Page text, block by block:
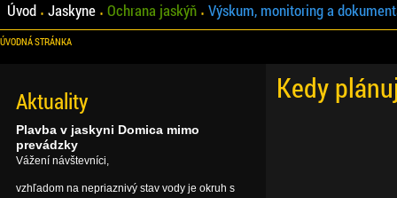
Úvod Jaskyne Ochrana jaskýň Výskum, monitoring a
ÚVODNÁ STRÁNKA
Kedy
Aktuality
Plavba v jaskyni Domica mimo
prevádzky
Vážení návštevníci,
vzhľadom na nepriaznivý stav vody je okruh s